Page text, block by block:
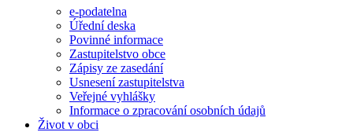
e-podatelna
Úřední deska
Povinné informace
Zastupitelstvo obce
Zápisy ze zasedání
Usnesení zastupitelstva
Veřejné vyhlášky
Informace o zpracování osobních údajů
Život v obci